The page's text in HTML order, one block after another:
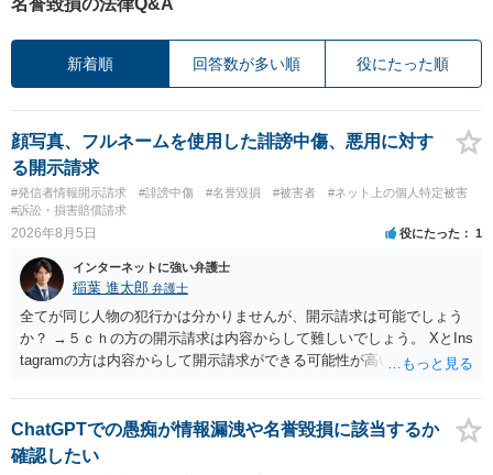
新着順 回答数が多い順 役にたった順
顔写真、フルネームを使用した誹謗中傷、悪用に対す
る開示請求
#発信者情報開示請求 #誹謗中傷 #名誉毀損 #被害者
#ネット上の個人特定被害
#訴訟・損害賠償請求
2026年8月5日 役にたった 1
インターネットに強い弁護士
稲葉 進太郎 弁護士
全てが同じ人物の犯行かは分かりませんが、開示請求は可能でしょう
か？ →５ｃｈの方の開示請求は内容からして難しいでしょう。 XとIns
tagramの方は内容からして開示請求ができる可能性が高いでしょう。
いでしょう。７月中にアカウントが削除されている場合、今から進め
ても失敗する可能性が高いように思われます。 相手を特定できた場
合、相手に全ての弁護士費用を負担させることは可能でしょうか？ →
訴訟外の交渉で相手方が認めれば負担させることができるでしょう。
ChatGPTでの愚痴が情報漏洩や名誉毀損に該当するか
確認したい